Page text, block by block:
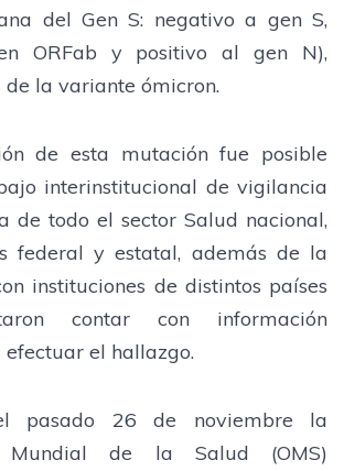
del Gen S: negativo a gen S,
ORFab y positivo al gen N),
la variante ómicron.
de esta mutación fue posible
interinstitucional de vigilancia
de todo el sector Salud nacional,
federal y estatal, además de la
instituciones de distintos países
contar con información
el hallazgo.
pasado 26 de noviembre la
Mundial de la Salud (OMS)